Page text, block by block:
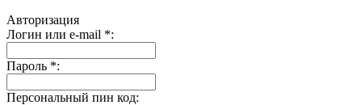
Авторизация
Логин или e-mail *:
Пароль *:
Персональный пин код: